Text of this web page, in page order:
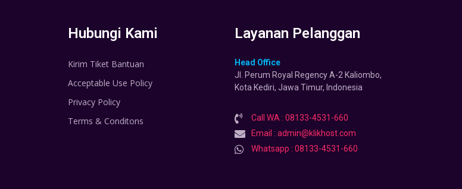
Hubungi Kami
Kirim Tiket Bantuan
Acceptable Use Policy
Privacy Policy
Terms & Conditons
Layanan Pelanggan
Head Office
Jl. Perum Royal Regency A-2 Kaliombo,
Kota Kediri, Jawa Timur, Indonesia
Call WA : 08133-4531-660
Email : admin@klikhost.com
Whatsapp : 08133-4531-660